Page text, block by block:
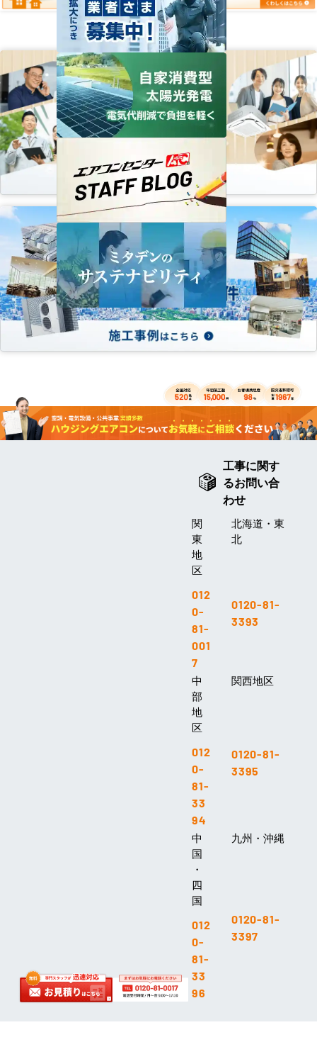
工事に関す
るお問い合
わせ
関
東
地
区
012
0-
81-
001
7
北海道・東
北
0120-81-
3393
中
部
地
区
012
0-
81-
33
94
関西地区
0120-81-
3395
中
国
・
四
国
012
0-
81-
33
96
九州・沖縄
0120-81-
3397